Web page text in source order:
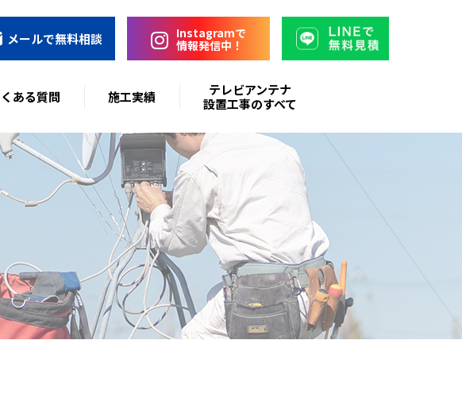
メールで無料相談
Instagramで
情報発信中！
ある質問 施工実績
テレビアンテナ
設置工事のすべて